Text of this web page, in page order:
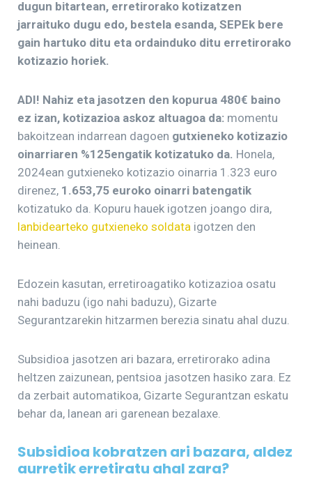
dugun bitartean, erretirorako kotizatzen
jarraituko dugu edo, bestela esanda, SEPEk bere
gain hartuko ditu eta ordainduko ditu erretirorako
kotizazio horiek.
ADI! Nahiz eta jasotzen den kopurua 480€ baino
ez izan, kotizazioa askoz altuagoa da: momentu
bakoitzean indarrean dagoen gutxieneko kotizazio
oinarriaren %125engatik kotizatuko da. Honela,
2024ean gutxieneko kotizazio oinarria 1.323 euro
direnez, 1.653,75 euroko oinarri batengatik
kotizatuko da. Kopuru hauek igotzen joango dira,
lanbidearteko gutxieneko soldata igotzen den
heinean.
Edozein kasutan, erretiroagatiko kotizazioa osatu
nahi baduzu (igo nahi baduzu), Gizarte
Segurantzarekin hitzarmen berezia sinatu ahal duzu.
Subsidioa jasotzen ari bazara, erretirorako adina
heltzen zaizunean, pentsioa jasotzen hasiko zara. Ez
da zerbait automatikoa, Gizarte Segurantzan eskatu
behar da, lanean ari garenean bezalaxe.
Subsidioa kobratzen ari bazara, aldez
aurretik erretiratu ahal zara?